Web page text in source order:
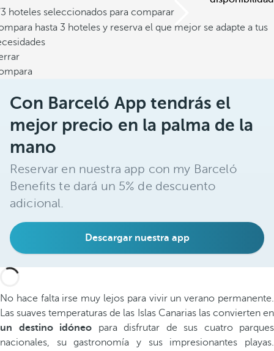
hoteles seleccionados para comparar
hasta 3 hoteles y reserva el que mejor se adapte a tus
Con Barceló App tendrás el
mejor precio en la palma de la
mano
Reservar en nuestra app con my Barceló
Benefits te dará un 5% de descuento
adicional.
Descargar nuestra app
No hace falta irse muy lejos para vivir un verano permanente.
Las suaves temperaturas de las Islas Canarias las convierten en
un destino idóneo para disfrutar de sus cuatro parques
nacionales, su gastronomía y sus impresionantes playas.